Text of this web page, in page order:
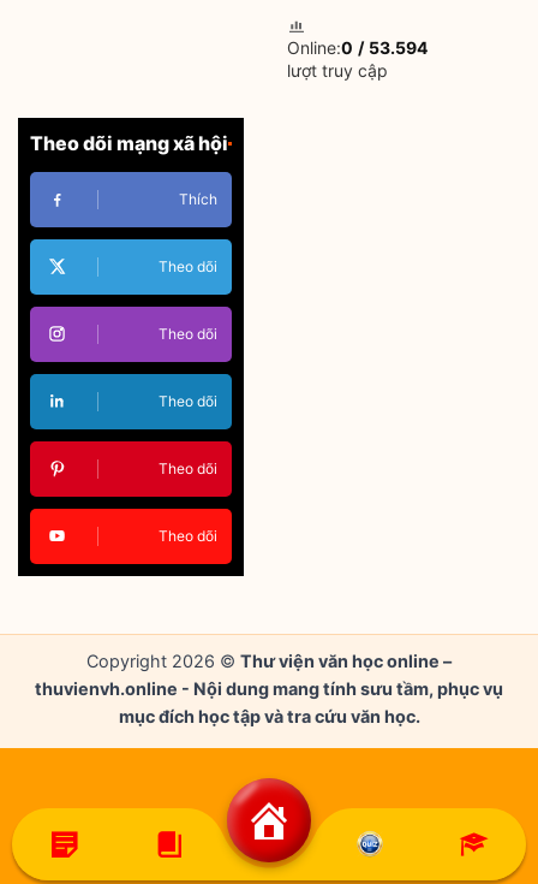
Online:0 / 53.594
lượt truy cập
Theo dõi mạng xã hội
Thích
Theo dõi
Theo dõi
Theo dõi
Theo dõi
Theo dõi
Copyright 2026 © Thư viện văn học online –
thuvienvh.online - Nội dung mang tính sưu tầm, phục vụ
mục đích học tập và tra cứu văn học.